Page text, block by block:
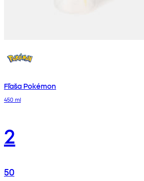
Fľaša Pokémon
450 ml
2
50